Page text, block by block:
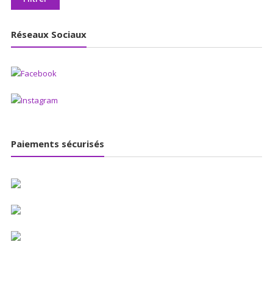
Réseaux Sociaux
Paiements sécurisés